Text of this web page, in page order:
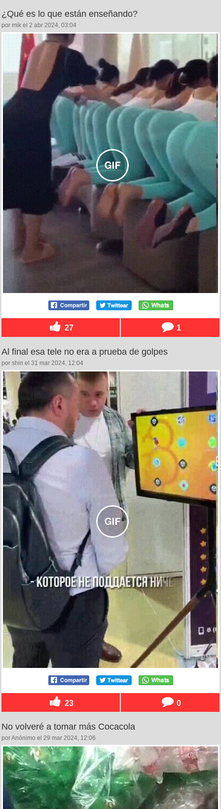
¿Qué es lo que están enseñando?
por mik el 2 abr 2024, 03:04
27 1
Al final esa tele no era a prueba de golpes
por shin el 31 mar 2024, 12:04
23 0
No volveré a tomar más Cocacola
por Anónimo el 29 mar 2024, 12:06